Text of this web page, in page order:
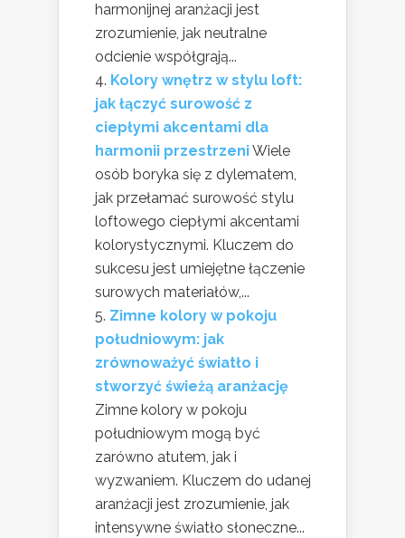
harmonijnej aranżacji jest
zrozumienie, jak neutralne
odcienie współgrają...
Kolory wnętrz w stylu loft:
jak łączyć surowość z
ciepłymi akcentami dla
harmonii przestrzeniWiele
osób boryka się z dylematem,
jak przełamać surowość stylu
loftowego ciepłymi akcentami
kolorystycznymi. Kluczem do
sukcesu jest umiejętne łączenie
surowych materiałów,...
Zimne kolory w pokoju
południowym: jak
zrównoważyć światło i
stworzyć świeżą aranżację
Zimne kolory w pokoju
południowym mogą być
zarówno atutem, jak i
wyzwaniem. Kluczem do udanej
aranżacji jest zrozumienie, jak
intensywne światło słoneczne...